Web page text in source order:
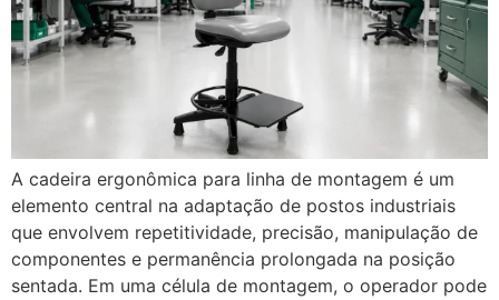
A cadeira ergonômica para linha de montagem é um
elemento central na adaptação de postos industriais
que envolvem repetitividade, precisão, manipulação de
componentes e permanência prolongada na posição
sentada. Em uma célula de montagem, o operador pode